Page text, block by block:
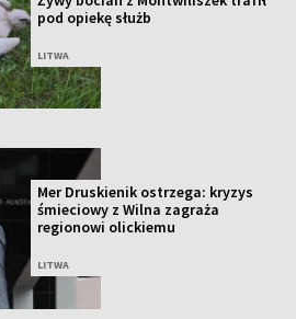
pod opiekę służb
LITWA
Mer Druskienik ostrzega: kryzys
śmieciowy z Wilna zagraża
regionowi olickiemu
LITWA